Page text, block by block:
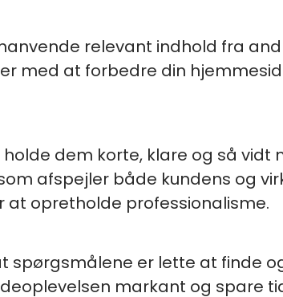
relevant indhold fra
med at forbedre din
dem korte, klare og så vidt
afspejler både kundens og
opretholde professionalisme.
spørgsmålene er lette at finde
markant og spare